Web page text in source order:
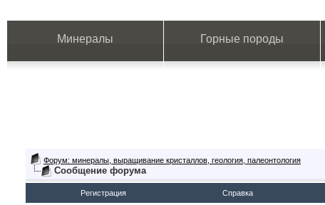
Минералы Горные породы
Форум: минералы, выращивание кристаллов, геология, палеонтология
Сообщение форума
Регистрация Справка